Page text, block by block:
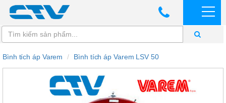
Bình tích áp Varem Bình tích áp Varem LSV 50